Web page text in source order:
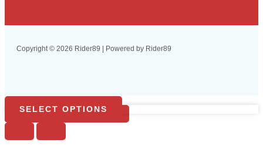
Copyright © 2026 Rider89 | Powered by Rider89
SELECT OPTIONS